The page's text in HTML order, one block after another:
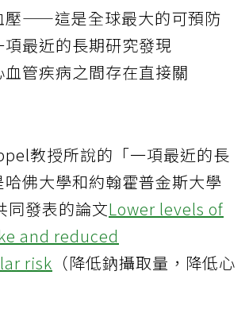
壓——這是全球最大的可預防
最近的長期研究發現
血管疾病之間存在直接關
教授所說的「一項最近的長
佛大學和約翰霍普金斯大學
同發表的論文Lower levels of
and reduced
risk （降低鈉攝取量，降低心